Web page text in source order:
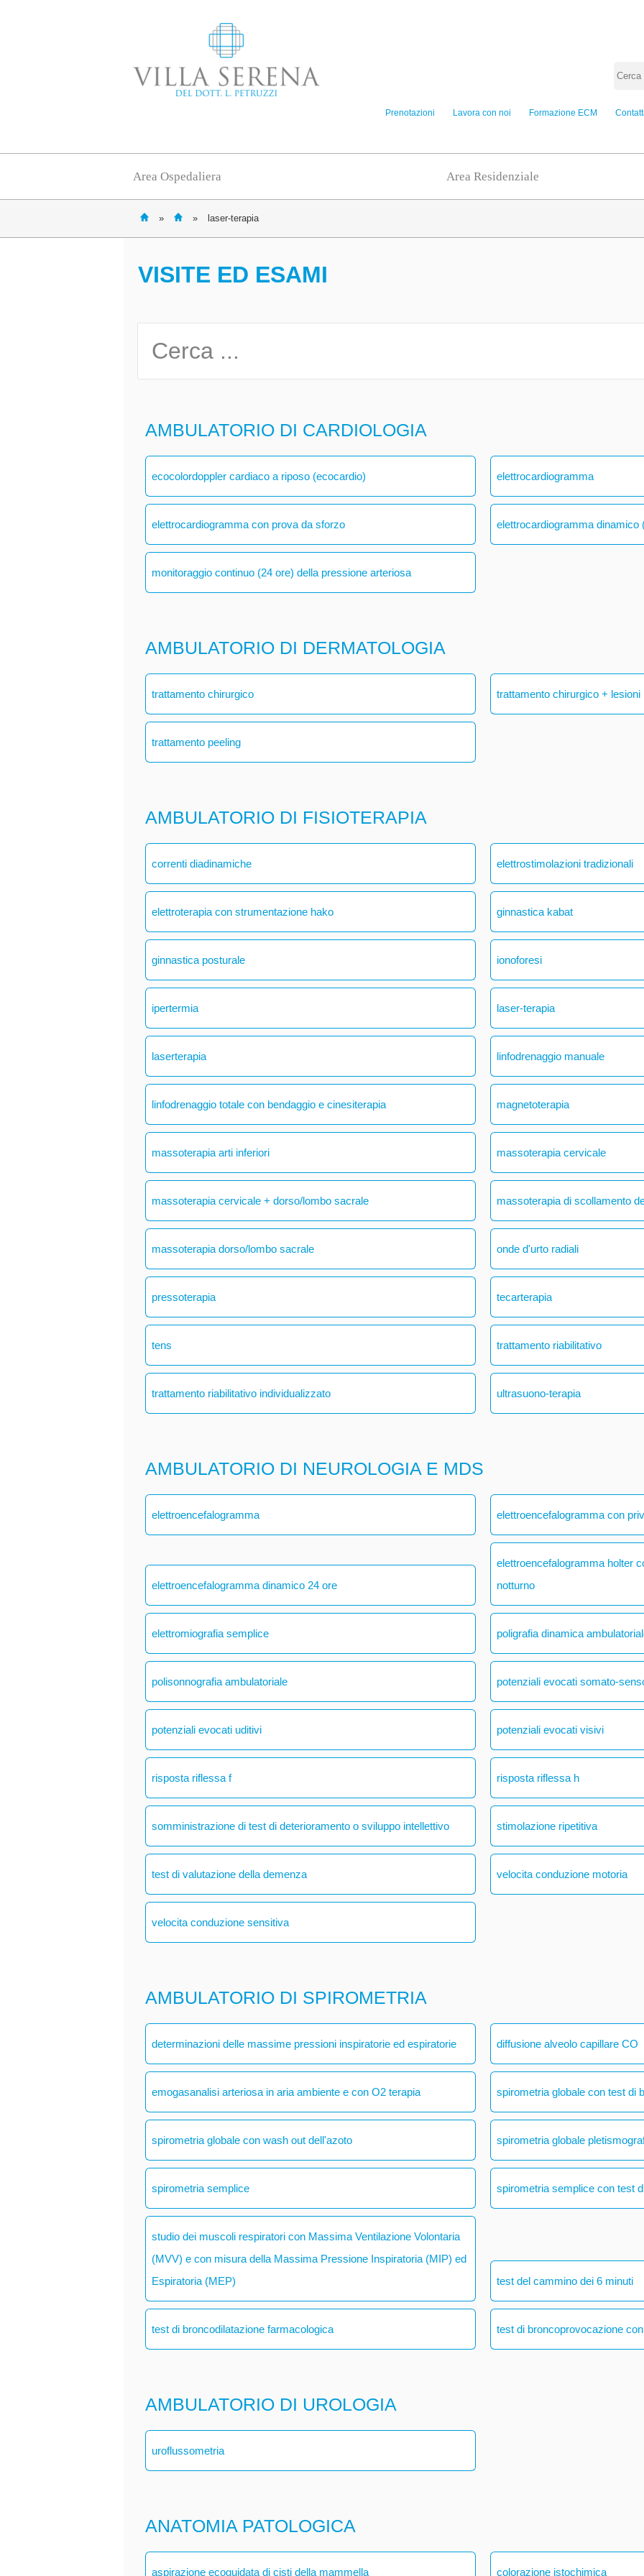
Prenotazioni Lavora con noi Formazione ECM
Area Ospedaliera Area Residenziale
» » laser-terapia
VISITE ED ESAMI
AMBULATORIO DI CARDIOLOGIA
ecocolordoppler cardiaco a riposo (ecocardio) elettrocardiogramma
elettrocardiogramma con prova da sforzo elettrocardiogramma dinamico
monitoraggio continuo (24 ore) della pressione arteriosa
AMBULATORIO DI DERMATOLOGIA
trattamento chirurgico trattamento chirurgico + lesioni
trattamento peeling
AMBULATORIO DI FISIOTERAPIA
correnti diadinamiche elettrostimolazioni tradizionali
elettroterapia con strumentazione hako ginnastica kabat
ginnastica posturale ionoforesi
ipertermia laser-terapia
laserterapia linfodrenaggio manuale
linfodrenaggio totale con bendaggio e cinesiterapia magnetoterapia
massoterapia arti inferiori massoterapia cervicale
massoterapia cervicale + dorso/lombo sacrale massoterapia di scollamento
massoterapia dorso/lombo sacrale onde d'urto radiali
pressoterapia tecarterapia
tens trattamento riabilitativo
trattamento riabilitativo individualizzato ultrasuono-terapia
AMBULATORIO DI NEUROLOGIA E MDS
elettroencefalogramma elettroencefalogramma con
elettroencefalogramma dinamico 24 ore
elettroencefalogramma holter
notturno
elettromiografia semplice poligrafia dinamica
polisonnografia ambulatoriale potenziali evocati somato-
potenziali evocati uditivi potenziali evocati visivi
risposta riflessa f risposta riflessa h
somministrazione di test di deterioramento o sviluppo intellettivo stimolazione ripetitiva
test di valutazione della demenza velocita conduzione motoria
velocita conduzione sensitiva
AMBULATORIO DI SPIROMETRIA
determinazioni delle massime pressioni inspiratorie ed espiratorie diffusione alveolo capillare CO
emogasanalisi arteriosa in aria ambiente e con O2 terapia spirometria globale con test di
spirometria globale con wash out dell'azoto spirometria globale
spirometria semplice spirometria semplice con test
studio dei muscoli respiratori con Massima Ventilazione Volontaria
(MVV) e con misura della Massima Pressione Inspiratoria (MIP) ed
Espiratoria (MEP)
test del cammino dei 6 minuti
test di broncodilatazione farmacologica test di broncoprovocazione
AMBULATORIO DI UROLOGIA
uroflussometria
ANATOMIA PATOLOGICA
aspirazione ecoguidata di cisti della mammella colorazione istochimica